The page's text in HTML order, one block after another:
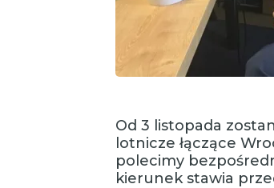
Od 3 listopada
lotnicze łączące
polecimy
kierunek stawia